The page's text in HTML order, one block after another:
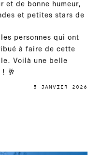
et de bonne humeur,
et petites stars de
personnes qui ont
à faire de cette
Voilà une belle
🥂
5 JANVIER 2026